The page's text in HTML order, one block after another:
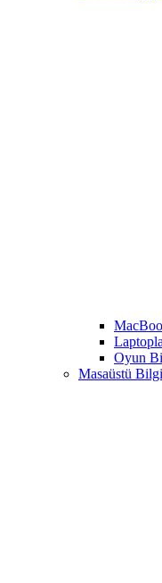
Oyun
Masaüstü